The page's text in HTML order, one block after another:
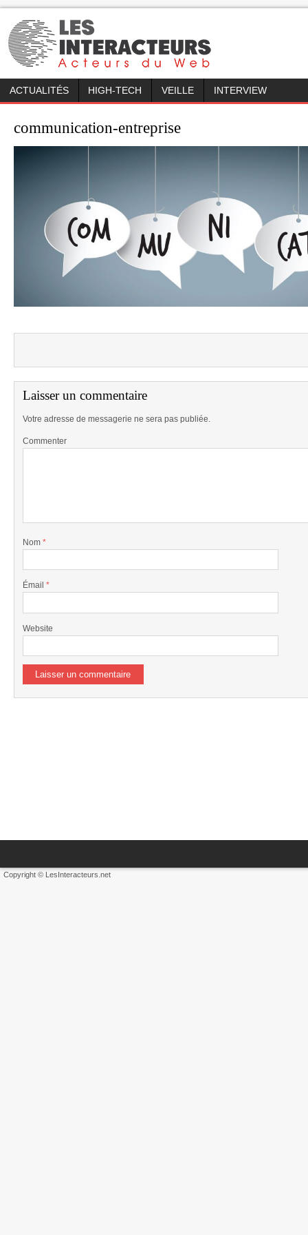
ACTUALITÉS HIGH-TECH VEILLE INTERVIEW
communication-entreprise
Laisser un commentaire
Votre adresse de messagerie ne sera pas publiée.
Commenter
Nom *
Émail *
Website
Copyright © LesInteracteurs.net